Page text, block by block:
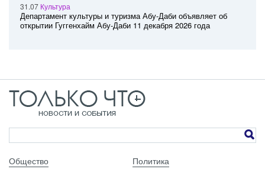
31.07 Культура
Департамент культуры и туризма Абу-Даби объявляет об
открытии Гуггенхайм Абу-Даби 11 декабря 2026 года
Общество Политика